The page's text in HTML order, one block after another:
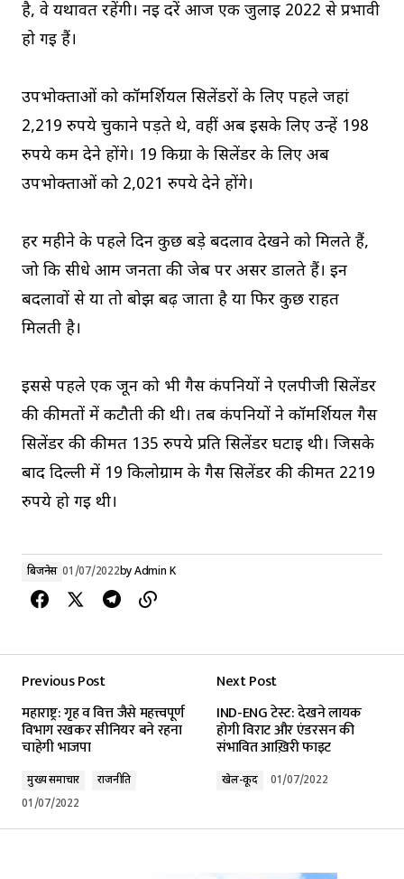
है, वे यथावत रहेंगी। नई दरें आज एक जुलाई 2022 से प्रभावी
हो गई हैं।
उपभोक्ताओं को कॉमर्शियल सिलेंडरों के लिए पहले जहां
2,219 रुपये चुकाने पड़ते थे, वहीं अब इसके लिए उन्हें 198
रुपये कम देने होंगे। 19 किग्रा के सिलेंडर के लिए अब
उपभोक्ताओं को 2,021 रुपये देने होंगे।
हर महीने के पहले दिन कुछ बड़े बदलाव देखने को मिलते हैं,
जो कि सीधे आम जनता की जेब पर असर डालते हैं। इन
बदलावों से या तो बोझ बढ़ जाता है या फिर कुछ राहत
मिलती है।
इससे पहले एक जून को भी गैस कंपनियों ने एलपीजी सिलेंडर
की कीमतों में कटौती की थी। तब कंपनियों ने कॉमर्शियल गैस
सिलेंडर की कीमत 135 रुपये प्रति सिलेंडर घटाई थी। जिसके
बाद दिल्ली में 19 किलोग्राम के गैस सिलेंडर की कीमत 2219
रुपये हो गई थी।
बिजनेस 01/07/2022byAdmin K
Previous Post
महाराष्ट्र: गृह व वित्त जैसे महत्त्वपूर्ण
विभाग रखकर सीनियर बने रहना
चाहेगी भाजपा
मुख्य समाचार
राजनीति
01/07/2022
Next Post
IND-ENG टेस्ट: देखने लायक
होगी विराट और एंडरसन की
संभावित आख़िरी फाइट
खेल-कूद 01/07/2022